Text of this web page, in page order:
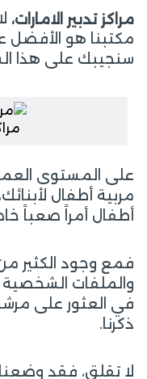
مراكز تدبير الامارات،
مكتبنا هو الأفضل
سنجيبك على هذا
على المستوى
مربية أطفال
أطفال أمراً صعباً
فمع وجود الكثير من
والملفات الشخصية
في العثور على
ذكرنا.
لا تقلقِ، فقد